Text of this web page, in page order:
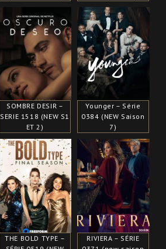
SOMBRE DESIR –
SERIE 1518 (NEW S1
ET 2)
Younger – Série
0384 (NEW Saison
7)
THE BOLD TYPE –
RIVIERA – SÉRIE